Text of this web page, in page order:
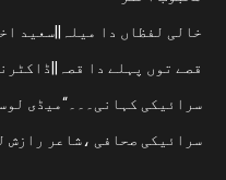
خالی لفظاں دا میلہ||سعید
قصے توں پہلے دا
سرائیکی کہانی۔۔۔“میڈی
سرائیکی صحافی ،شاعر رازش